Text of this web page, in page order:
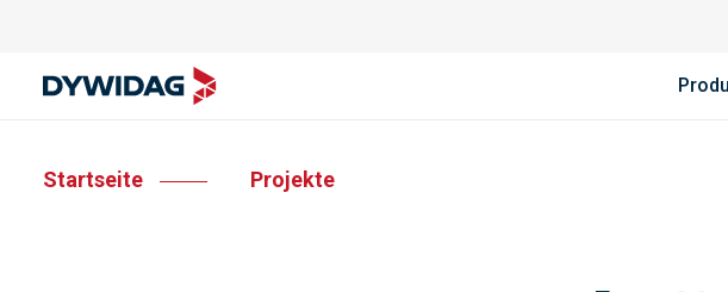
Startseite Projekte